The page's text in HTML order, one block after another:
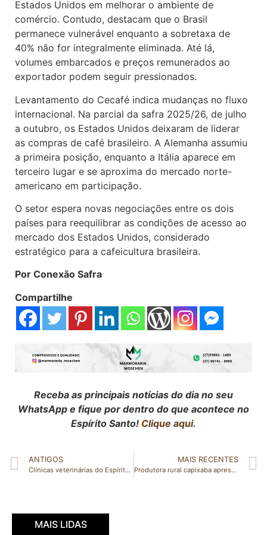
Estados Unidos em melhorar o ambiente de
comércio. Contudo, destacam que o Brasil
permanece vulnerável enquanto a sobretaxa de
40% não for integralmente eliminada. Até lá,
volumes embarcados e preços remunerados ao
exportador podem seguir pressionados.
Levantamento do Cecafé indica mudanças no fluxo
internacional. Na parcial da safra 2025/26, de julho
a outubro, os Estados Unidos deixaram de liderar
as compras de café brasileiro. A Alemanha assumiu
a primeira posição, enquanto a Itália aparece em
terceiro lugar e se aproxima do mercado norte-
americano em participação.
O setor espera novas negociações entre os dois
países para reequilibrar as condições de acesso ao
mercado dos Estados Unidos, considerado
estratégico para a cafeicultura brasileira.
Por Conexão Safra
Compartilhe
Receba as principais notícias do dia no seu
WhatsApp e fique por dentro do que acontece no
Espírito Santo! Clique aqui.
ANTIGOS
Clínicas veterinárias do Espírito Santo passam a ser obrigadas a denunciarem violência contra animais
MAIS RECENTES
Produtora rural capixaba apresenta case de sustentabilidade na COP30
MAIS LIDAS